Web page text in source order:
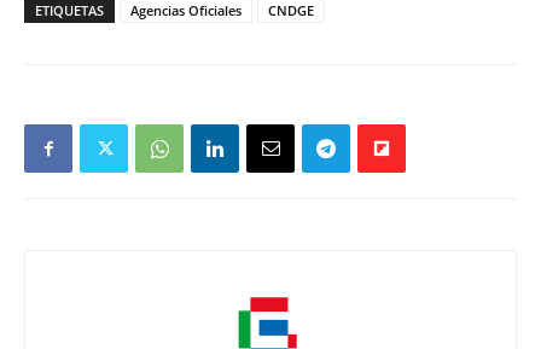
ETIQUETAS Agencias Oficiales CNDGE